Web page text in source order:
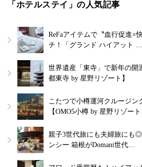
「ホテルステイ」の人気記事
ReFaアイテムで〝血行促進×
チ！「グランド ハイアット …
世界遺産「東寺」で新年の開
都東寺 by 星野リゾート】
こたつで小樽運河クルージン
【OMO5小樽 by 星野リゾート
親子3世代旅にも夫婦旅にも
ンシー 箱根がDomani世代…